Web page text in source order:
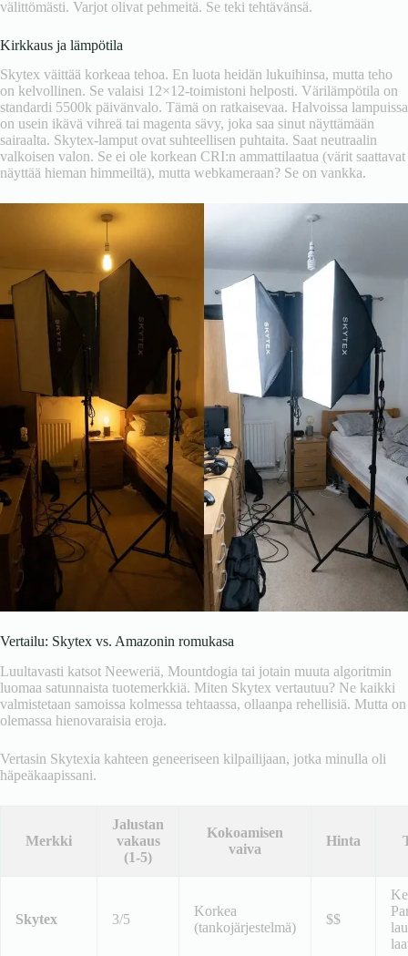
välittömästi. Varjot olivat pehmeitä. Se teki tehtävänsä.
Kirkkaus ja lämpötila
Skytex väittää korkeaa tehoa. En luota heidän lukuihinsa, mutta teho
on kelvollinen. Se valaisi 12×12-toimistoni helposti. Värilämpötila on
standardi 5500k päivänvalo. Tämä on ratkaisevaa. Halvoissa lampuissa
on usein ikävä vihreä tai magenta sävy, joka saa sinut näyttämään
sairaalta. Skytex-lamput ovat suhteellisen puhtaita. Saat neutraalin
valkoisen valon. Se ei ole korkean CRI:n ammattilaatua (värit saattavat
näyttää hieman himmeiltä), mutta webkameraan? Se on vankka.
Vertailu: Skytex vs. Amazonin romukasa
Luultavasti katsot Neeweriä, Mountdogia tai jotain muuta algoritmin
luomaa satunnaista tuotemerkkiä. Miten Skytex vertautuu? Ne kaikki
valmistetaan samoissa kolmessa tehtaassa, ollaanpa rehellisiä. Mutta on
olemassa hienovaraisia ​​eroja.
Vertasin Skytexia kahteen geneeriseen kilpailijaan, jotka minulla oli
häpeäkaapissani.
Merkki
Jalustan
vakaus
(1-5)
Kokoamisen
vaiva
Hinta
Skytex 3/5
Korkea
(tankojärjestelmä)
$$